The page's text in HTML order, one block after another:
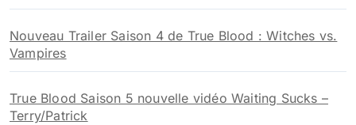
Nouveau Trailer Saison 4 de True Blood : Witches vs.
Vampires
True Blood Saison 5 nouvelle vidéo Waiting Sucks –
Terry/Patrick